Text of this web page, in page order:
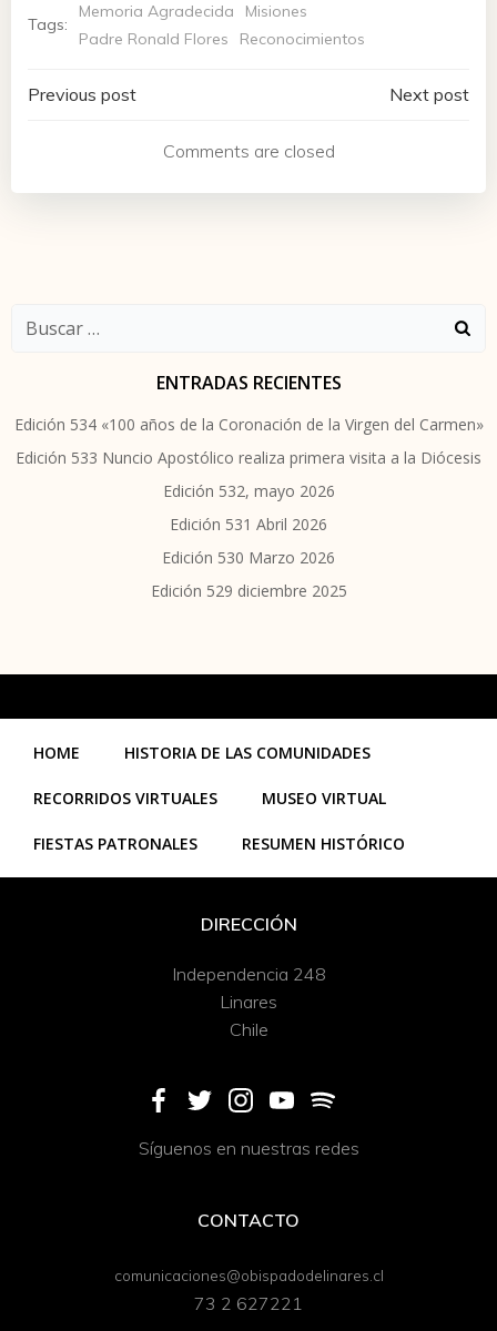
Tags:
Memoria Agradecida
Misiones
Padre Ronald Flores
Reconocimientos
Navegación
entradas
Previous post
Navegación
de
entradas
Next post
Comments are closed
Buscar:
ENTRADAS RECIENTES
Edición 534 «100 años de la Coronación de la Virgen del Carmen»
Edición 533 Nuncio Apostólico realiza primera visita a la Diócesis
Edición 532, mayo 2026
Edición 531 Abril 2026
Edición 530 Marzo 2026
Edición 529 diciembre 2025
HOME HISTORIA DE LAS COMUNIDADES
RECORRIDOS VIRTUALES MUSEO VIRTUAL
FIESTAS PATRONALES RESUMEN HISTÓRICO
DIRECCIÓN
Independencia 248
Linares
Chile
Síguenos en nuestras redes
CONTACTO
comunicaciones@obispadodelinares.cl
73 2 627221